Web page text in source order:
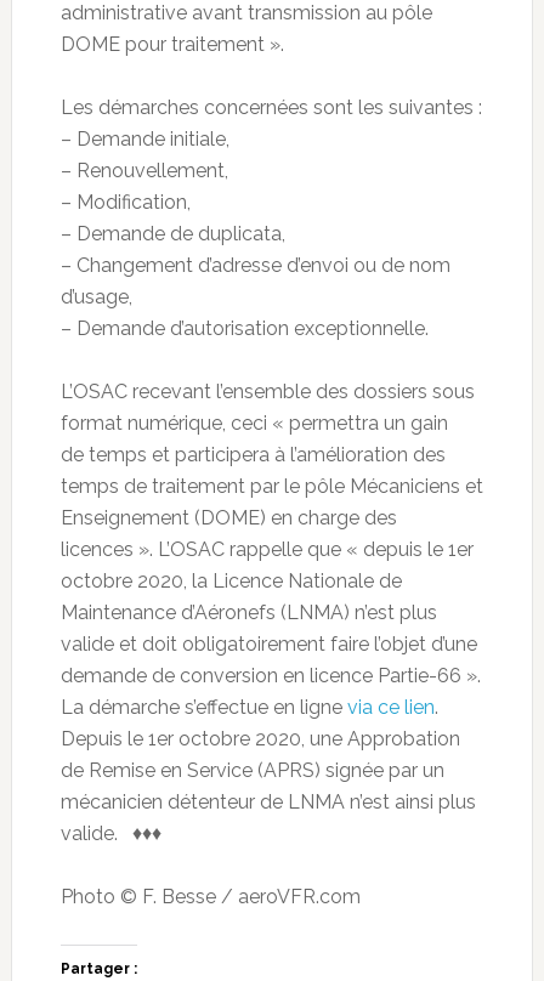
administrative avant transmission au pôle
DOME pour traitement ».
Les démarches concernées sont les suivantes :
– Demande initiale,
– Renouvellement,
– Modification,
– Demande de duplicata,
– Changement d’adresse d’envoi ou de nom
d’usage,
– Demande d’autorisation exceptionnelle.
L’OSAC recevant l’ensemble des dossiers sous
format numérique, ceci « permettra un gain
de temps et participera à l’amélioration des
temps de traitement par le pôle Mécaniciens et
Enseignement (DOME) en charge des
licences ». L’OSAC rappelle que « depuis le 1er
octobre 2020, la Licence Nationale de
Maintenance d’Aéronefs (LNMA) n’est plus
valide et doit obligatoirement faire l’objet d’une
demande de conversion en licence Partie-66 ».
La démarche s’effectue en ligne via ce lien.
Depuis le 1er octobre 2020, une Approbation
de Remise en Service (APRS) signée par un
mécanicien détenteur de LNMA n’est ainsi plus
valide. ♦♦♦
Photo © F. Besse / aeroVFR.com
Partager :